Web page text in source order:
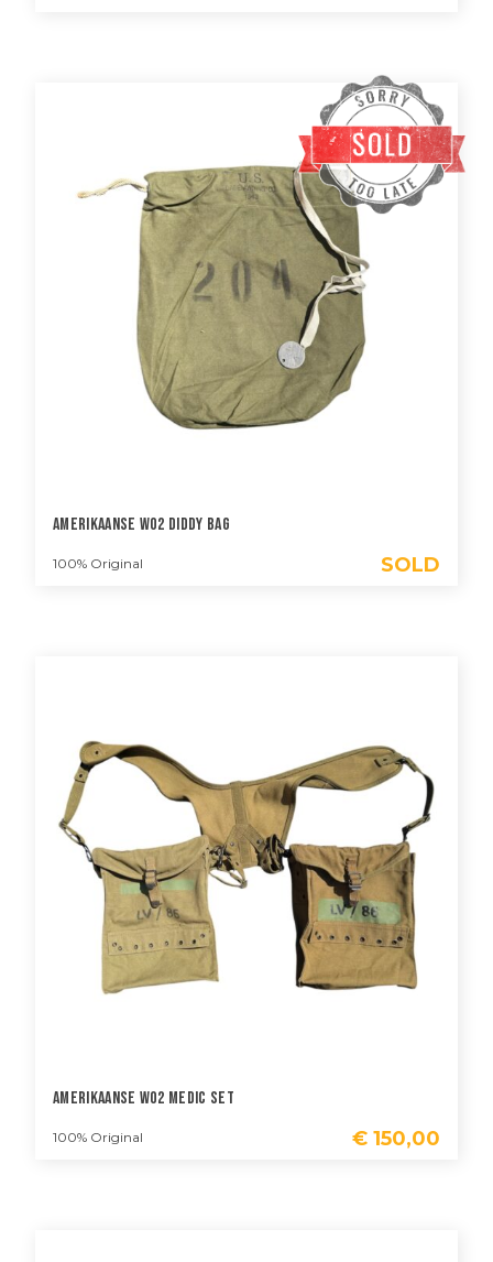
Amerikaanse WO2 Diddy Bag
100% Original SOLD
Amerikaanse WO2 Medic Set
100% Original € 150,00